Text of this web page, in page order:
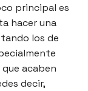
principal es
hacer una
los de
acaben
decir,